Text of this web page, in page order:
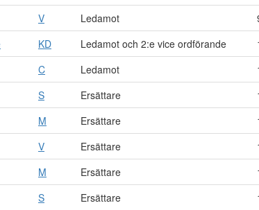
V Ledamot
KD Ledamot och 2:e vice ordförande
C Ledamot
S Ersättare
M Ersättare
V Ersättare
M Ersättare
S Ersättare